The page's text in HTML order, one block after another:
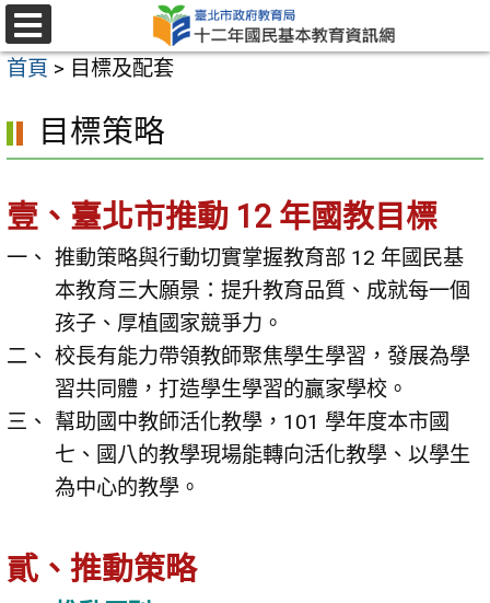
跳
至
主
內
區
選
單
首頁 > 目標及配套
目標策略
壹、臺北市推動 12 年國教目標
推動策略與行動切實掌握教育部 12 年國民基
本教育三大願景：提升教育品質、成就每一個
孩子、厚植國家競爭力。
校長有能力帶領教師聚焦學生學習，發展為學
習共同體，打造學生學習的贏家學校。
幫助國中教師活化教學，101 學年度本市國
七、國八的教學現場能轉向活化教學、以學生
為中心的教學。
貳、推動策略